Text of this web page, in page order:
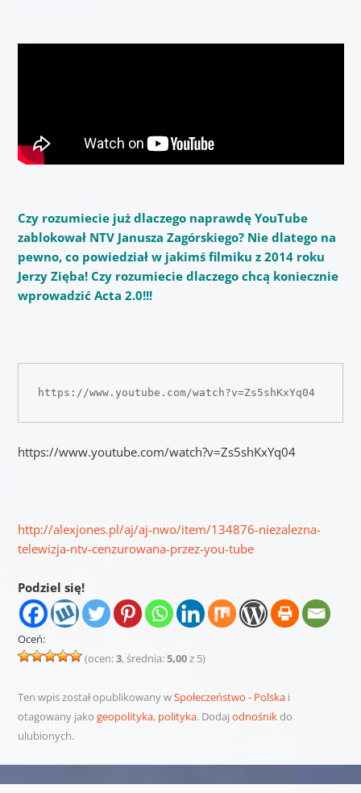
Czy rozumiecie już dlaczego naprawdę YouTube
zablokował NTV Janusza Zagórskiego? Nie dlatego na
pewno, co powiedział w jakimś filmiku z 2014 roku
Jerzy Zięba! Czy rozumiecie dlaczego chcą koniecznie
wprowadzić Acta 2.0!!!
https://www.youtube.com/watch?v=Zs5shKxYq04
https://www.youtube.com/watch?v=Zs5shKxYq04
http://alexjones.pl/aj/aj-nwo/item/134876-niezalezna-
telewizja-ntv-cenzurowana-przez-you-tube
Podziel się!
Oceń:
(ocen:3, średnia:5,00z 5)
Ten wpis został opublikowany wSpołeczeństwo - Polskai
otagowany jako geopolityka, polityka. Dodaj odnośnikdo
ulubionych.